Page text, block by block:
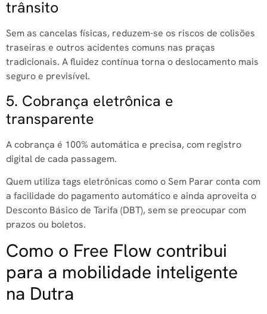
trânsito
Sem as cancelas físicas, reduzem-se os riscos de colisões
traseiras e outros acidentes comuns nas praças
tradicionais. A fluidez contínua torna o deslocamento mais
seguro e previsível.
5. Cobrança eletrônica e
transparente
A cobrança é 100% automática e precisa, com registro
digital de cada passagem.
Quem utiliza tags eletrônicas como o Sem Parar conta com
a facilidade do pagamento automático e ainda aproveita o
Desconto Básico de Tarifa (DBT), sem se preocupar com
prazos ou boletos.
Como o Free Flow contribui
para a mobilidade inteligente
na Dutra